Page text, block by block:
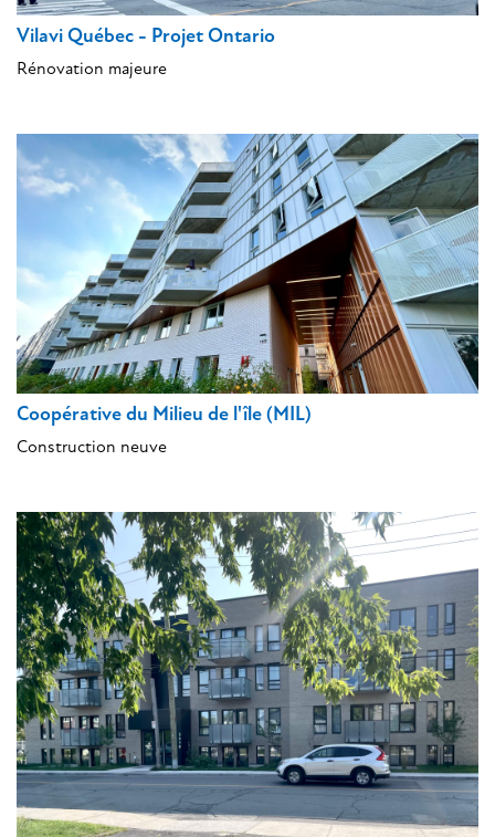
Vilavi Québec - Projet Ontario
Rénovation majeure
Coopérative du Milieu de l'île (MIL)
Construction neuve